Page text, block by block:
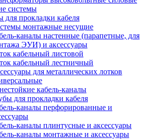
системы
для прокладки кабеля
монтажные несущие
каналы настенные (парапетные, для
ЭУИ) и аксессуары
кабельный листовой
кабельный лестничный
для металлических лотков
кабель-каналы
для прокладки кабеля
каналы перфорированные и
каналы плинтусные и аксессуары
каналы монтажные и аксессуары